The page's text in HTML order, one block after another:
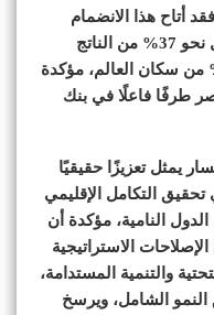
أتاح هذا الانضمام
لمصر فرصة الاندماج في تحالف يمثل نحو 37% من الناتج
الإجمالي العالمي ويضم 46% من سكان العالم، مؤكدة
طرفًا فاعلًا في بنك
يمثل تعزيزًا حقيقيًا
التكامل الإقليمي
النامية، مؤكدة أن
الإصلاحات الاستراتيجية
والتنمية المستدامة،
النمو الشامل، ويرسخ